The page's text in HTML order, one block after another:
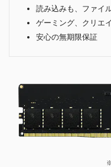
読み込みも、ファイ
ゲーミング、クリエ
安心の無期限保証